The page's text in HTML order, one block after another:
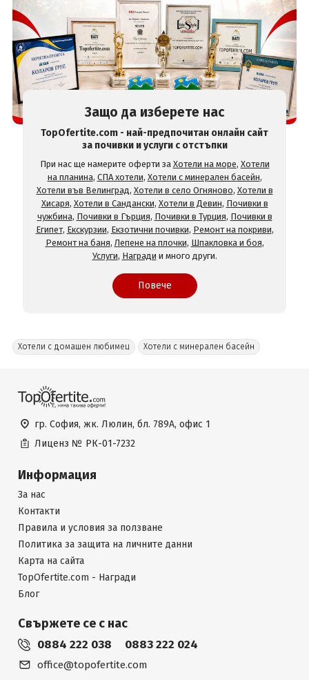
Защо да изберете нас
TopOfertite.com - най-предпочитан онлайн сайт
за почивки и услуги с отстъпки
При нас ще намерите оферти за Хотели на море, Хотели
на планина, СПА хотели, Хотели с минерален басейн,
Хотели във Велинград, Хотели в село Огняново, Хотели в
Хисаря, Хотели в Сандански, Хотели в Девин, Почивки в
чужбина, Почивки в Гърция, Почивки в Турция, Почивки в
Египет, Екскурзии, Екзотични почивки, Ремонт на покриви,
Ремонт на баня, Лепене на плочки, Шпакловка и боя,
Услуги, Награди и много други.
Повече
Хотели с домашен любимец Хотели с минерален басейн
гр. София, жк. Люлин, бл. 789А, офис 1
Лиценз № РК-01-7232
Информация
За нас
Контакти
Правила и условия за ползване
Политика за защита на личните данни
Карта на сайта
TopOfertite.com - Награди
Блог
Свържете се с нас
0884 222 038 0883 222 024
office@topofertite.com